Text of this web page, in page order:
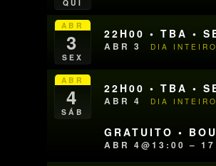
QUI
ABR
3
SEX
22H00 • TBA •
ABR 3 DIA INTEIRO
ABR
4
SÁB
22H00 • TBA •
ABR 4 DIA INTEIRO
GRATUITO •
ABR 4@13:00 –